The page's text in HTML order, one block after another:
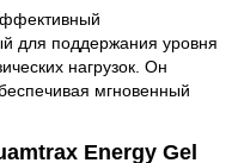
для поддержания уровня
нагрузок. Он
мгновенный
Energy Gel